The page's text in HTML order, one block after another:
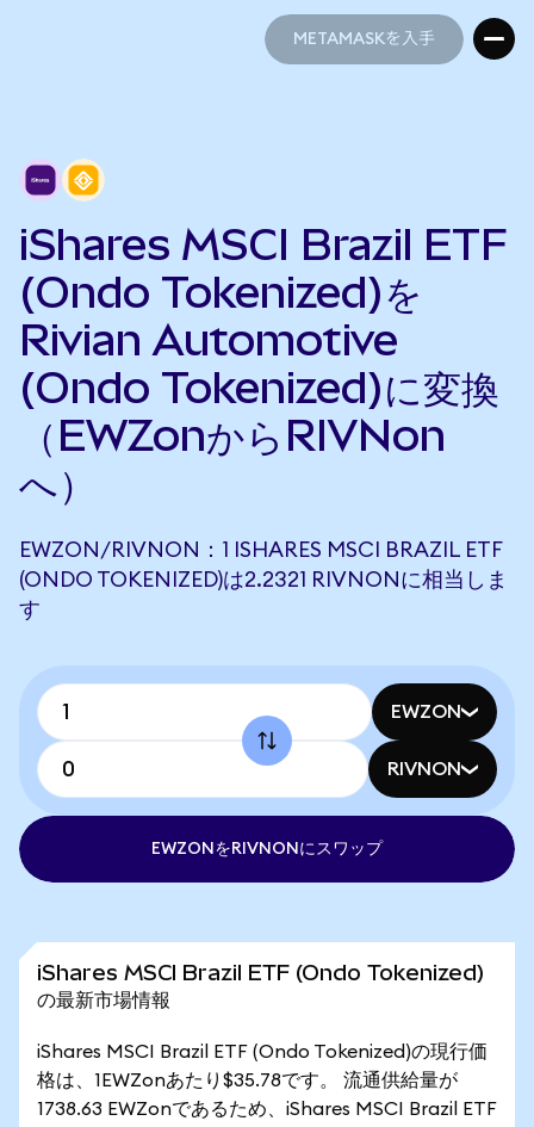
METAMASKを入手
iShares MSCI Brazil ETF
(Ondo Tokenized)を
Rivian Automotive
(Ondo Tokenized)に変換
（EWZonからRIVNon
へ）
EWZON/RIVNON：1 ISHARES MSCI BRAZIL ETF
(ONDO TOKENIZED)は2.2321 RIVNONに相当しま
す
EWZON
RIVNON
EWZONをRIVNONにスワップ
iShares MSCI Brazil ETF (Ondo Tokenized)
の最新市場情報
iShares MSCI Brazil ETF (Ondo Tokenized)の現行価
格は、1EWZonあたり$35.78です。 流通供給量が
1738.63 EWZonであるため、iShares MSCI Brazil ETF